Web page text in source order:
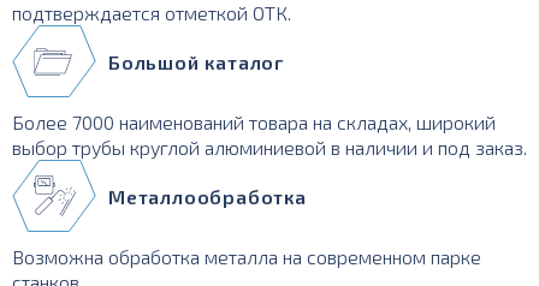
подтверждается отметкой ОТК.
Большой каталог
Более 7000 наименований товара на складах, широкий
выбор трубы круглой алюминиевой в наличии и под заказ.
Металлообработка
Возможна обработка металла на современном парке